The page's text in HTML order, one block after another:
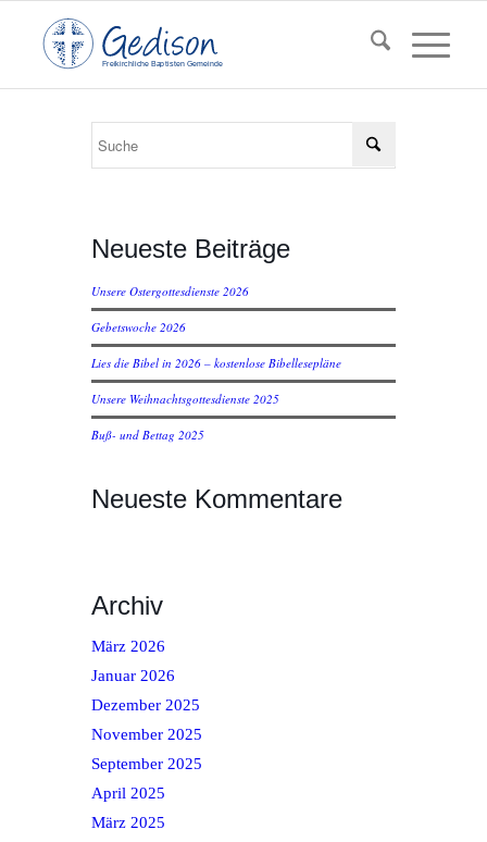
F reikirchlic heBa ptisten Gemeinde
Neueste Beiträge
Unsere Ostergottesdienste 2026
Gebetswoche 2026
Lies die Bibel in 2026 – kostenlose Bibellesepläne
Unsere Weihnachtsgottesdienste 2025
Buß- und Bettag 2025
Neueste Kommentare
Archiv
März 2026
Januar 2026
Dezember 2025
November 2025
September 2025
April 2025
März 2025